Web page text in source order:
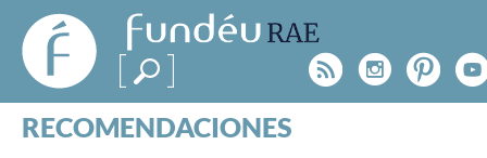
FundéuRAE
- Fundación
del Español
Urgente
Rss
RECOMENDACIONES